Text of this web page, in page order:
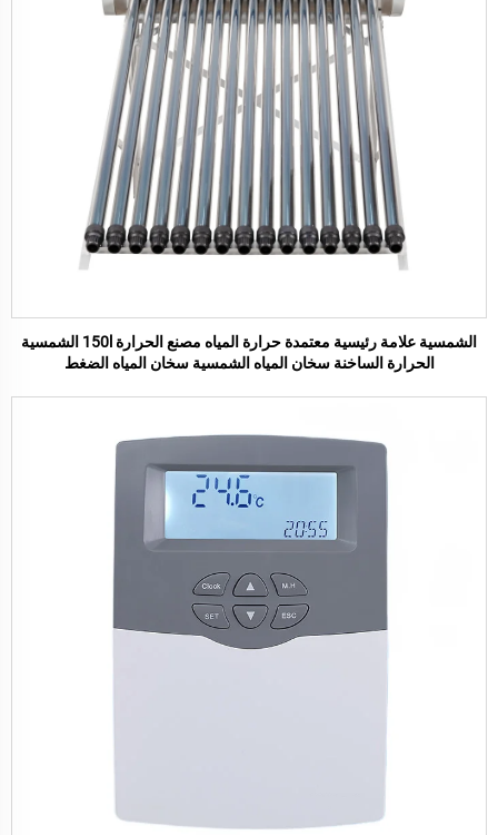
الشمسية علامة رئيسية معتمدة حرارة المياه مصنع الحرارة 150l الشمسية
الحرارة الساخنة سخان المياه الشمسية سخان المياه الضغط